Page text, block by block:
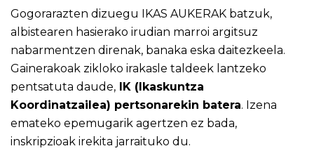
Gogorarazten dizuegu IKAS AUKERAK batzuk,
albistearen hasierako irudian marroi argitsuz
nabarmentzen direnak, banaka eska daitezkeela.
Gainerakoak zikloko irakasle taldeek lantzeko
pentsatuta daude, IK (Ikaskuntza
Koordinatzailea) pertsonarekin batera. Izena
emateko epemugarik agertzen ez bada,
inskripzioak irekita jarraituko du.